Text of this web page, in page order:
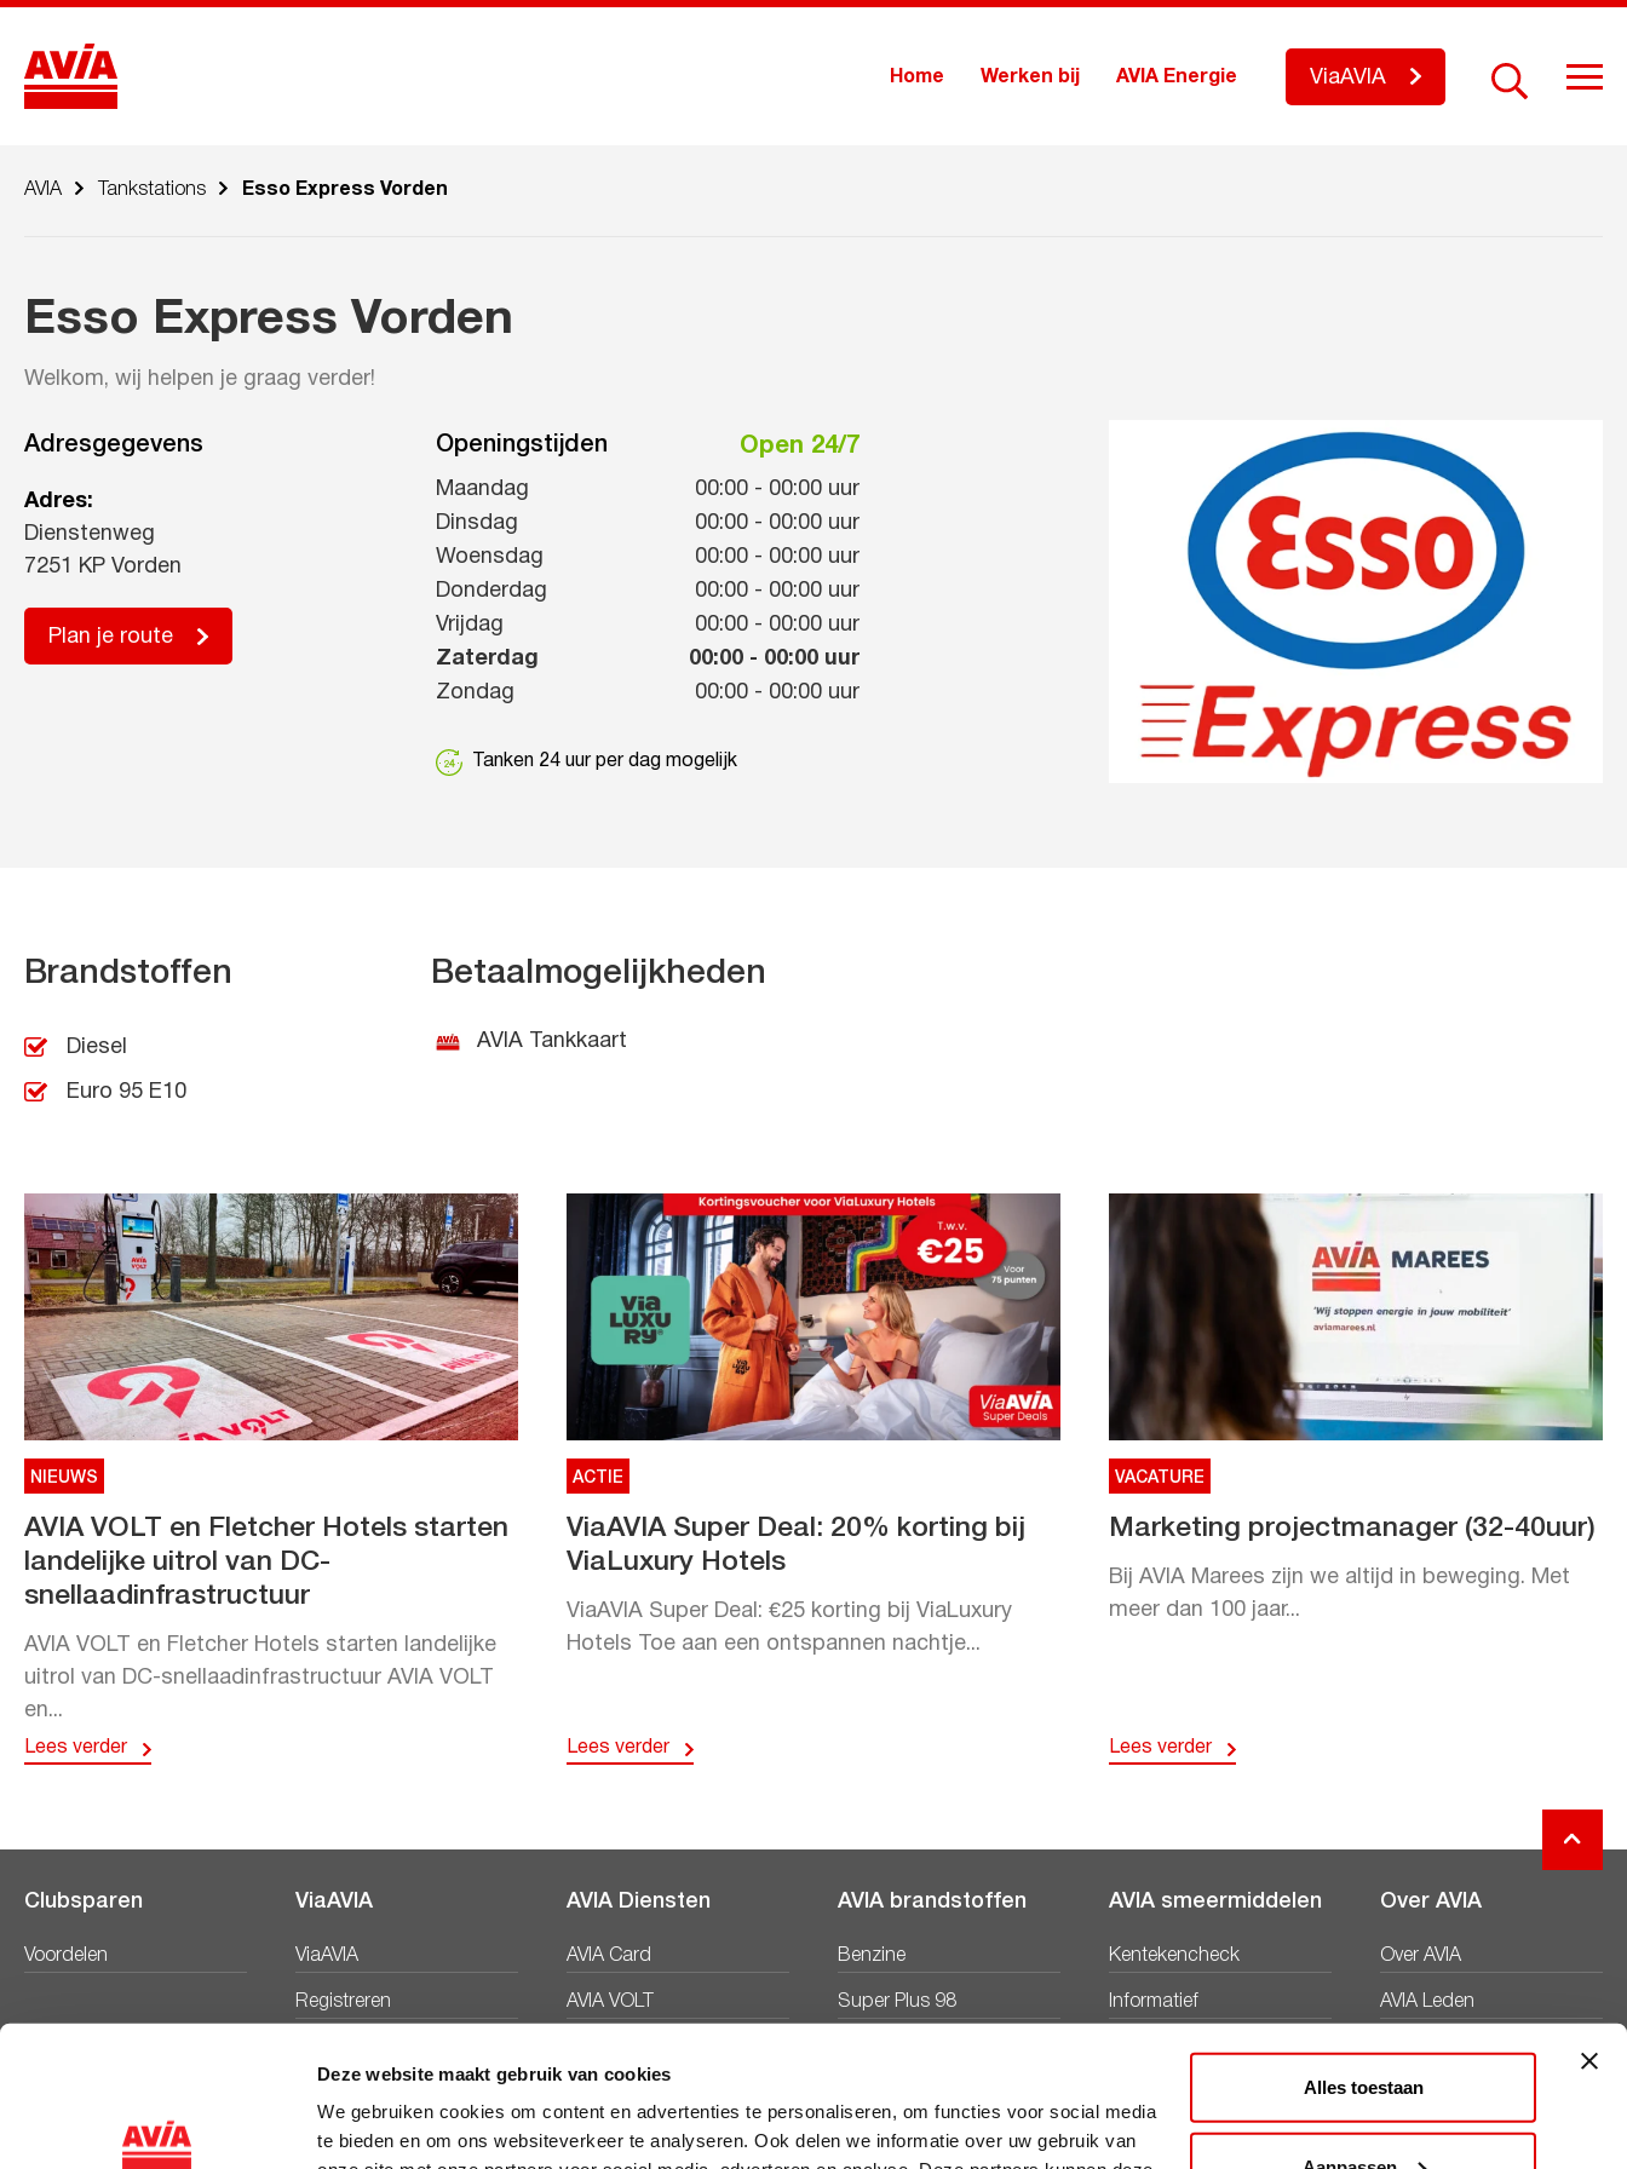
Deze website maakt gebruik van cookies
We gebruiken cookies om content en advertenties te personaliseren, om functies voor social media
te bieden en om ons websiteverkeer te analyseren. Ook delen we informatie over uw gebruik van
Alles toestaan
Home Werken bij AVIA Energie ViaAVIA
AVIA Tankstations Esso Express Vorden
Esso Express Vorden
Welkom, wij helpen je graag verder!
Adresgegevens
Adres:
Dienstenweg
7251 KP Vorden
Plan je route
Openingstijden Open 24/7
Maandag 00:00 - 00:00 uur
Dinsdag
00:00 - 00:00 uur
Woensdag
00:00 - 00:00 uur
Donderdag
00:00 - 00:00 uur
Vrijdag
00:00 - 00:00 uur
Zaterdag
00:00 - 00:00 uur
Zondag
00:00 - 00:00 uur
Tanken 24 uur per dag mogelijk
Brandstoffen
Diesel
Euro 95 E10
Betaalmogelijkheden
AVIA Tankkaart
NIEUWS
AVIA VOLT en Fletcher Hotels starten
landelijke uitrol van DC-
snellaadinfrastructuur
AVIA VOLT en Fletcher Hotels starten landelijke
uitrol van DC-snellaadinfrastructuur AVIA VOLT
en...
Lees verder
ACTIE
ViaAVIA Super Deal: 20% korting bij
ViaLuxury Hotels
ViaAVIA Super Deal: €25 korting bij ViaLuxury
Hotels Toe aan een ontspannen nachtje...
Lees verder
VACATURE
Marketing projectmanager (32-40uur)
Bij AVIA Marees zijn we altijd in beweging. Met
meer dan 100 jaar...
Lees verder
Clubsparen
Voordelen
ViaAVIA
ViaAVIA
Registreren
AVIA Diensten
AVIA Card
AVIA VOLT
AVIA brandstoffen
Benzine
Super Plus 98
AVIA smeermiddelen
Kentekencheck
Informatief
Over AVIA
Over AVIA
AVIA Leden
Duurzaamheid
Werken bij